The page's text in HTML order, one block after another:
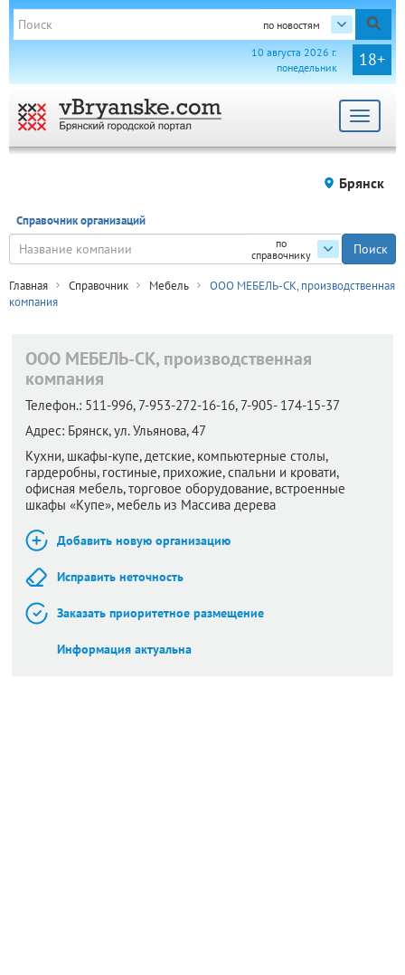
по новостям
18+
10 августа 2026 г.
понедельник
Toggle
Брянск
Справочник организаций
по
справочнику
Главная Справочник Мебель
ООО МЕБЕЛЬ-СК, производственная
компания
ООО МЕБЕЛЬ-СК, производственная
компания
Телефон.: 511-996, 7-953-272-16-16, 7-905- 174-15-37
Адрес: Брянск,ул. Ульянова, 47
Кухни, шкафы-купе, детские, компьютерные столы,
гардеробны, гостиные, прихожие, спальни и кровати,
офисная мебель, торговое оборудование, встроенные
шкафы «Купе», мебель из Массива дерева
Добавить новую организацию
Исправить неточность
Заказать приоритетное размещение
Информация актуальна